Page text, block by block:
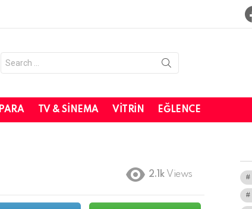
for:
PARA TV & SINEMA VITRIN EĞLENCE
2.1k Views